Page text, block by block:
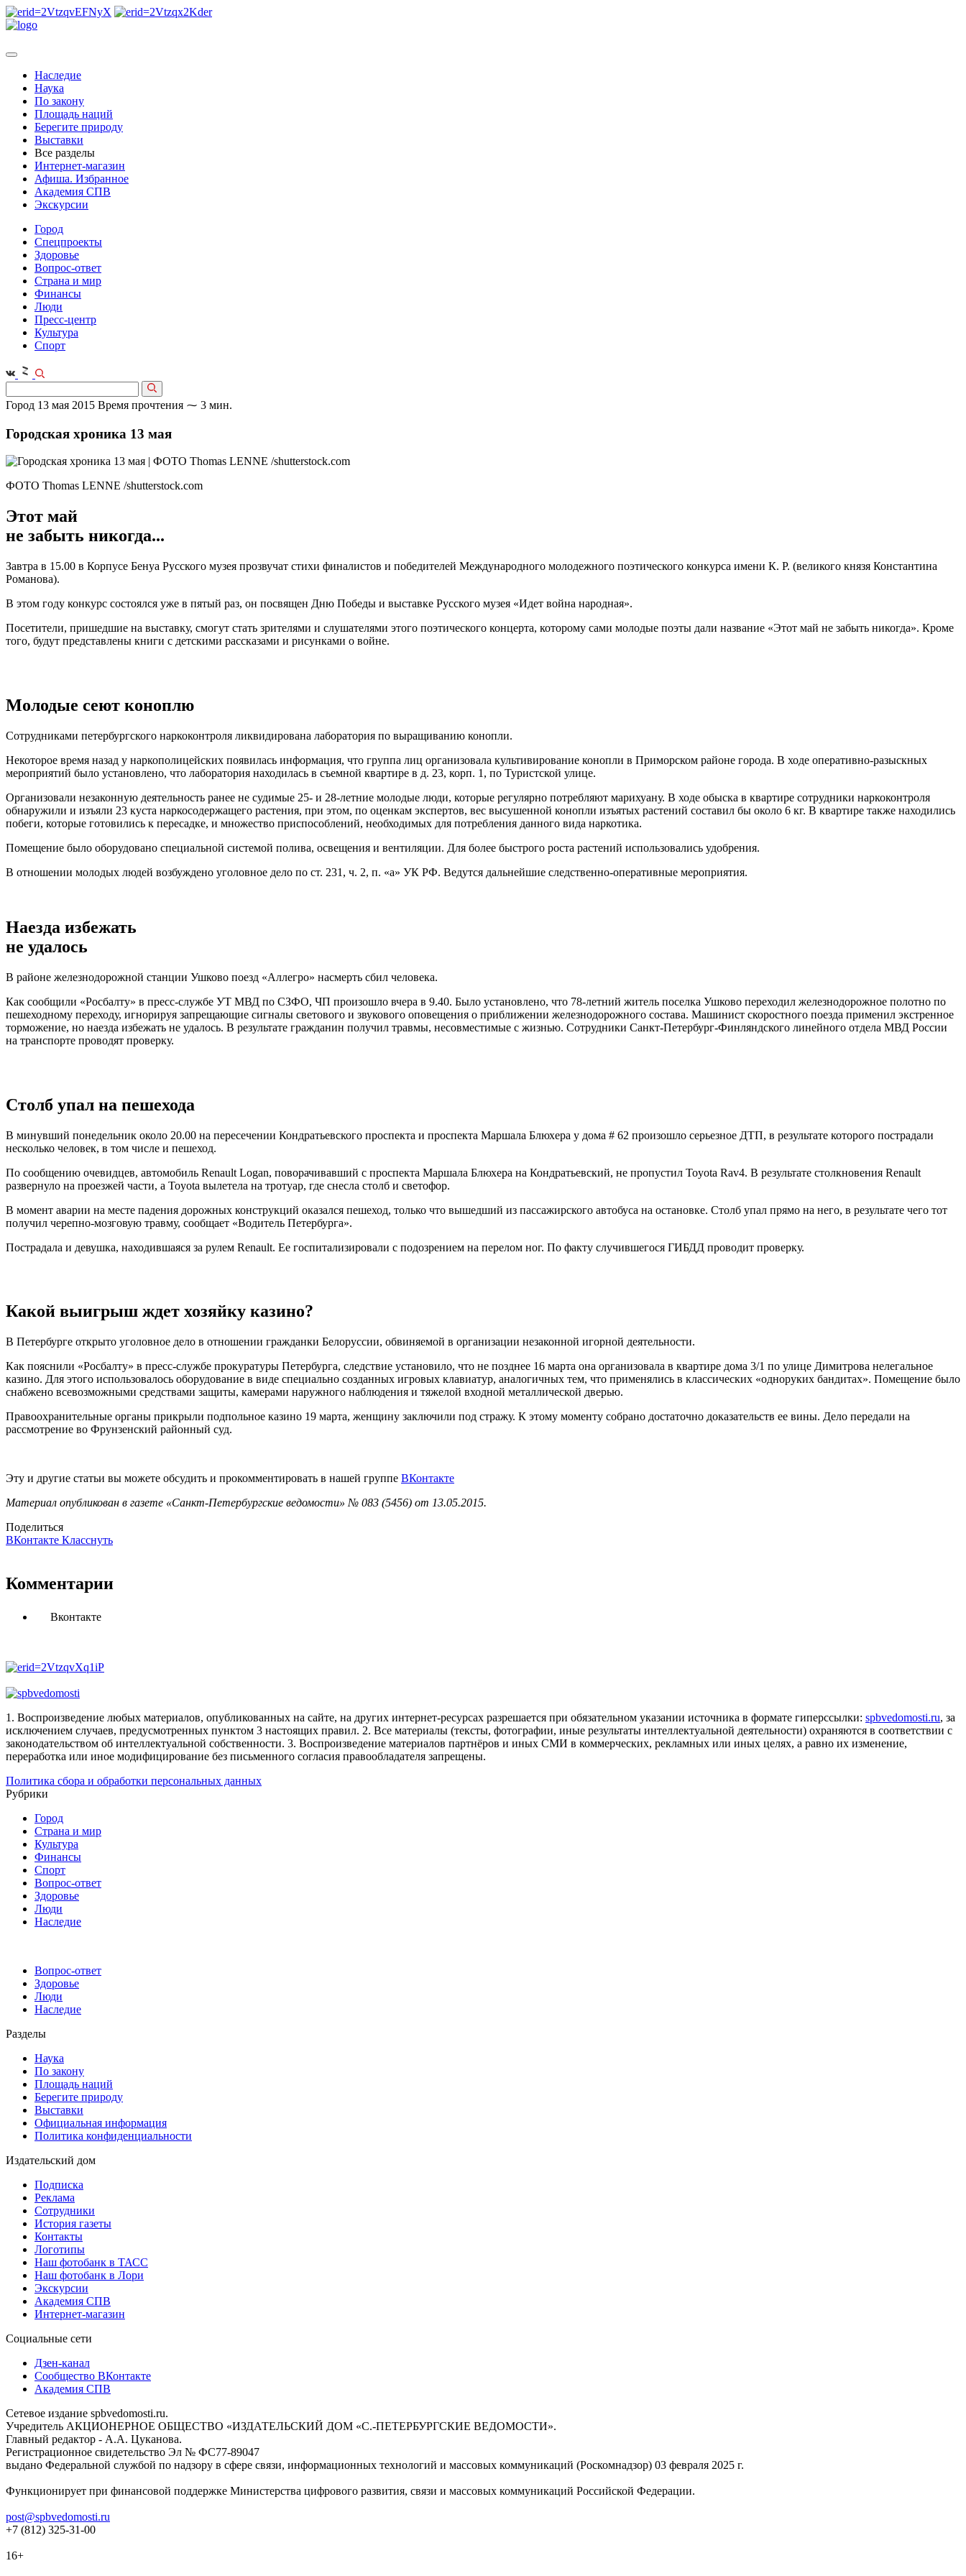
Наследие
Наука
По закону
Площадь наций
Берегите природу
Выставки
Все разделы
Интернет-магазин
Афиша. Избранное
Академия СПВ
Экскурсии
Город
Спецпроекты
Здоровье
Вопрос-ответ
Страна и мир
Финансы
Люди
Пресс-центр
Культура
Спорт
Город 13 мая 2015 Время прочтения ⁓ 3 мин.
Городская хроника 13 мая
ФОТО Thomas LENNE /shutterstock.com
Этот май
не забыть никогда...
Завтра в 15.00 в Корпусе Бенуа Русского музея прозвучат стихи финалистов и победителей Международного молодежного поэтического конкурса имени К. Р. (великого князя Константина
Романова).
В этом году конкурс состоялся уже в пятый раз, он посвящен Дню Победы и выставке Русского музея «Идет война народная».
Посетители, пришедшие на выставку, смогут стать зрителями и слушателями этого поэтического концерта, которому сами молодые поэты дали название «Этот май не забыть никогда». Кроме
того, будут представлены книги с детскими рассказами и рисунками о войне.
Молодые сеют коноплю
Сотрудниками петербургского наркоконтроля ликвидирована лаборатория по выращиванию конопли.
Некоторое время назад у наркополицейских появилась информация, что группа лиц организовала культивирование конопли в Приморском районе города. В ходе оперативно-разыскных
мероприятий было установлено, что лаборатория находилась в съемной квартире в д. 23, корп. 1, по Туристской улице.
Организовали незаконную деятельность ранее не судимые 25- и 28-летние молодые люди, которые регулярно потребляют марихуану. В ходе обыска в квартире сотрудники наркоконтроля
обнаружили и изъяли 23 куста наркосодержащего растения, при этом, по оценкам экспертов, вес высушенной конопли изъятых растений составил бы около 6 кг. В квартире также находились
побеги, которые готовились к пересадке, и множество приспособлений, необходимых для потребления данного вида наркотика.
Помещение было оборудовано специальной системой полива, освещения и вентиляции. Для более быстрого роста растений использовались удобрения.
В отношении молодых людей возбуждено уголовное дело по ст. 231, ч. 2, п. «а» УК РФ. Ведутся дальнейшие следственно-оперативные мероприятия.
Наезда избежать
не удалось
В районе железнодорожной станции Ушково поезд «Аллегро» насмерть сбил человека.
Как сообщили «Росбалту» в пресс-службе УТ МВД по СЗФО, ЧП произошло вчера в 9.40. Было установлено, что 78-летний житель поселка Ушково переходил железнодорожное полотно по
пешеходному переходу, игнорируя запрещающие сигналы светового и звукового оповещения о приближении железнодорожного состава. Машинист скоростного поезда применил экстренное
торможение, но наезда избежать не удалось. В результате гражданин получил травмы, несовместимые с жизнью. Сотрудники Санкт-Петербург-Финляндского линейного отдела МВД России
на транспорте проводят проверку.
Столб упал на пешехода
В минувший понедельник около 20.00 на пересечении Кондратьевского проспекта и проспекта Маршала Блюхера у дома # 62 произошло серьезное ДТП, в результате которого пострадали
несколько человек, в том числе и пешеход.
По сообщению очевидцев, автомобиль Renault Logan, поворачивавший с проспекта Маршала Блюхера на Кондратьевский, не пропустил Toyota Rav4. В результате столкновения Renault
развернуло на проезжей части, а Toyota вылетела на тротуар, где снесла столб и светофор.
В момент аварии на месте падения дорожных конструкций оказался пешеход, только что вышедший из пассажирского автобуса на остановке. Столб упал прямо на него, в результате чего тот
получил черепно-мозговую травму, сообщает «Водитель Петербурга».
Пострадала и девушка, находившаяся за рулем Renault. Ее госпитализировали с подозрением на перелом ног. По факту случившегося ГИБДД проводит проверку.
Какой выигрыш ждет хозяйку казино?
В Петербурге открыто уголовное дело в отношении гражданки Белоруссии, обвиняемой в организации незаконной игорной деятельности.
Как пояснили «Росбалту» в пресс-службе прокуратуры Петербурга, следствие установило, что не позднее 16 марта она организовала в квартире дома 3/1 по улице Димитрова нелегальное
казино. Для этого использовалось оборудование в виде специально созданных игровых клавиатур, аналогичных тем, что применялись в классических «одноруких бандитах». Помещение было
снабжено всевозможными средствами защиты, камерами наружного наблюдения и тяжелой входной металлической дверью.
Правоохранительные органы прикрыли подпольное казино 19 марта, женщину заключили под стражу. К этому моменту собрано достаточно доказательств ее вины. Дело передали на
рассмотрение во Фрунзенский районный суд.
Эту и другие статьи вы можете обсудить и прокомментировать в нашей группе ВКонтакте
Материал опубликован в газете «Санкт-Петербургские ведомости» № 083 (5456) от 13.05.2015.
Поделиться
ВКонтакте Класснуть
Комментарии
Вконтакте
1. Воспроизведение любых материалов, опубликованных на сайте, на других интернет-ресурсах разрешается при обязательном указании источника в формате гиперссылки: spbvedomosti.ru, за
исключением случаев, предусмотренных пунктом 3 настоящих правил. 2. Все материалы (тексты, фотографии, иные результаты интеллектуальной деятельности) охраняются в соответствии с
законодательством об интеллектуальной собственности. 3. Воспроизведение материалов партнёров и иных СМИ в коммерческих, рекламных или иных целях, а равно их изменение,
переработка или иное модифицирование без письменного согласия правообладателя запрещены.
Политика сбора и обработки персональных данных
Рубрики
Город
Страна и мир
Культура
Финансы
Спорт
Вопрос-ответ
Здоровье
Люди
Наследие
Вопрос-ответ
Здоровье
Люди
Наследие
Разделы
Наука
По закону
Площадь наций
Берегите природу
Выставки
Официальная информация
Политика конфиденциальности
Издательский дом
Подписка
Реклама
Сотрудники
История газеты
Контакты
Логотипы
Наш фотобанк в ТАСС
Наш фотобанк в Лори
Экскурсии
Академия СПВ
Интернет-магазин
Социальные сети
Дзен-канал
Сообщество ВКонтакте
Академия СПВ
Сетевое издание spbvedomosti.ru.
Учредитель АКЦИОНЕРНОЕ ОБЩЕСТВО «ИЗДАТЕЛЬСКИЙ ДОМ «С.-ПЕТЕРБУРГСКИЕ ВЕДОМОСТИ».
Главный редактор - А.А. Цуканова.
Регистрационное свидетельство Эл № ФС77-89047
выдано Федеральной службой по надзору в сфере связи, информационных технологий и массовых коммуникаций (Роскомнадзор) 03 февраля 2025 г.
Функционирует при финансовой поддержке Министерства цифрового развития, связи и массовых коммуникаций Российской Федерации.
post@spbvedomosti.ru
+7 (812) 325-31-00
16+